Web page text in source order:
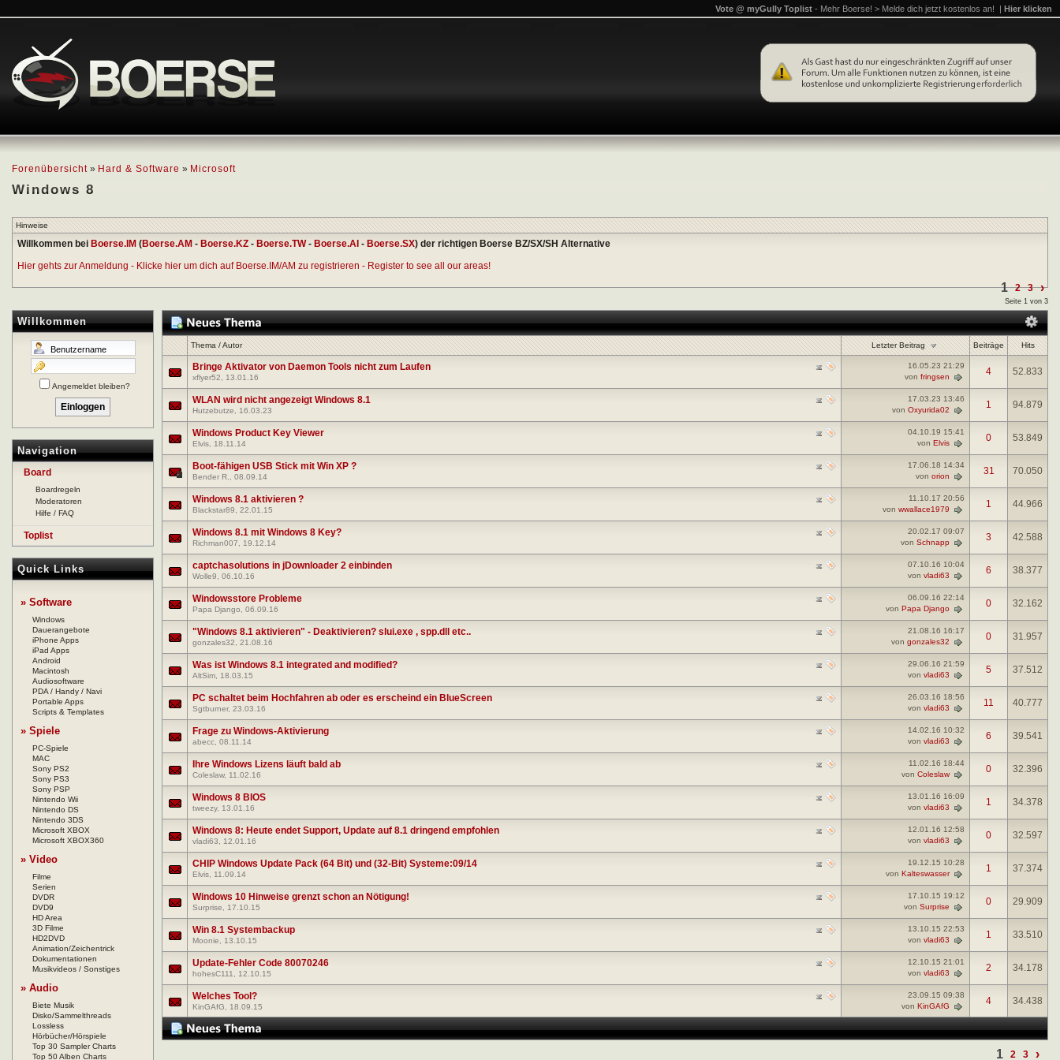
Forenübersicht » Hard & Software » Microsoft
Windows 8
Vote @ myGully Toplist - Mehr Boerse! > Melde dich jetzt kostenlos an! | Hier klicken
Hinweise
Willkommen bei Boerse.IM (Boerse.AM - Boerse.KZ - Boerse.TW- Boerse.AI - Boerse.SX) der richtigen Boerse BZ/SX/SH Alternative
Hier gehts zur Anmeldung - Klicke hier um dich auf Boerse.IM/AM zu registrieren - Register to see all our areas!
Willkommen
Angemeldet bleiben?
Navigation
Board
Boardregeln
Moderatoren
Hilfe / FAQ
Toplist
Quick Links
» Software
Windows
Dauerangebote
iPhone Apps
iPad Apps
Android
Macintosh
Audiosoftware
PDA / Handy / Navi
Portable Apps
Scripts & Templates
» Spiele
PC-Spiele
MAC
Sony PS2
Sony PS3
Sony PSP
Nintendo Wii
Nintendo DS
Nintendo 3DS
Microsoft XBOX
Microsoft XBOX360
» Video
Filme
Serien
DVDR
DVD9
HD Area
3D Filme
HD2DVD
Animation/Zeichentrick
Dokumentationen
Musikvideos / Sonstiges
» Audio
Biete Musik
Disko/Sammelthreads
Lossless
Hörbücher/Hörspiele
Top 30 Sampler Charts
Top 50 Alben Charts
1 2 3 ›
Seite 1 von 3
Thema/Autor Letzter Beitrag Beiträge Hits
Bringe Aktivator von Daemon Tools nicht zum Laufen
xflyer52, 13.01.16
16.05.23 21:29
von fringsen 4 52.833
WLAN wird nicht angezeigt Windows 8.1
Hutzebutze, 16.03.23
17.03.23 13:46
von Oxyurida02 1 94.879
Windows Product Key Viewer
Elvis, 18.11.14
04.10.19 15:41
von Elvis 0 53.849
Boot-fähigen USB Stick mit Win XP ?
Bender R., 08.09.14
17.06.18 14:34
von orion 31 70.050
Windows 8.1 aktivieren ?
Blackstar89, 22.01.15
11.10.17 20:56
von wwallace1979 1 44.966
Windows 8.1 mit Windows 8 Key?
Richman007, 19.12.14
20.02.17 09:07
von Schnapp 3 42.588
captchasolutions in jDownloader 2 einbinden
Wolle9, 06.10.16
07.10.16 10:04
von vladi63 6 38.377
Windowsstore Probleme
Papa Django, 06.09.16
06.09.16 22:14
von Papa Django 0 32.162
"Windows 8.1 aktivieren" - Deaktivieren? slui.exe , spp.dll etc..
gonzales32, 21.08.16
21.08.16 16:17
von gonzales32 0 31.957
Was ist Windows 8.1 integrated and modified?
AltSim, 18.03.15
29.06.16 21:59
von vladi63 5 37.512
PC schaltet beim Hochfahren ab oder es erscheind ein BlueScreen
Sgtburner, 23.03.16
26.03.16 18:56
von vladi63 11 40.777
Frage zu Windows-Aktivierung
abecc, 08.11.14
14.02.16 10:32
von vladi63 6 39.541
Ihre Windows Lizens läuft bald ab
Coleslaw, 11.02.16
11.02.16 18:44
von Coleslaw 0 32.396
Windows 8 BIOS
tweezy, 13.01.16
13.01.16 16:09
von vladi63 1 34.378
Windows 8: Heute endet Support, Update auf 8.1 dringend empfohlen
vladi63, 12.01.16
12.01.16 12:58
von vladi63 0 32.597
CHIP Windows Update Pack (64 Bit) und (32-Bit) Systeme:09/14
Elvis, 11.09.14
19.12.15 10:28
von Kalteswasser 1 37.374
Windows 10 Hinweise grenzt schon an Nötigung!
Surprise, 17.10.15
17.10.15 19:12
von Surprise 0 29.909
Win 8.1 Systembackup
Moonie, 13.10.15
13.10.15 22:53
von vladi63 1 33.510
Update-Fehler Code 80070246
hohesC111, 12.10.15
12.10.15 21:01
von vladi63 2 34.178
Welches Tool?
KinGAfG, 18.09.15
23.09.15 09:38
von KinGAfG 4 34.438
1 2 3 ›